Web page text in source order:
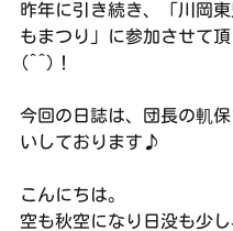
昨年に引き続き、「川岡
もまつり」に参加させて
(^^)！
今回の日誌は、団長の䡄
いしております♪
こんにちは。
空も秋空になり日没も少